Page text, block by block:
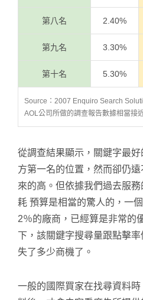
第八名 2.40%
第九名 3.30%
第十名 5.30%
Source：2007 Enquiro Search
AOL公司所做的調查報告數據相當接近
從調查結果顯示，關鍵字最
方第一名的位置，然而卻仍
來的高。但依據我們過去服
耗 預算是相當的驚人的，一
2％的廠商，已經算是非常的
下，該關鍵字搜尋量跟點擊
失了多少商機了。
一般的國際買家在找尋資料